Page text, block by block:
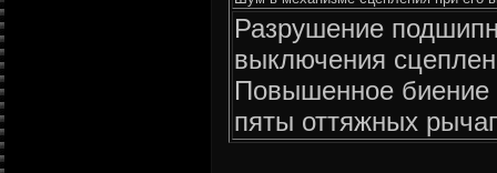
Разрушение
выключения
Повышенное биение
пяты оттяжных